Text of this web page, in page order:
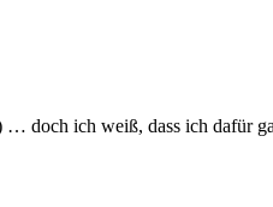
doch ich weiß, dass ich dafür